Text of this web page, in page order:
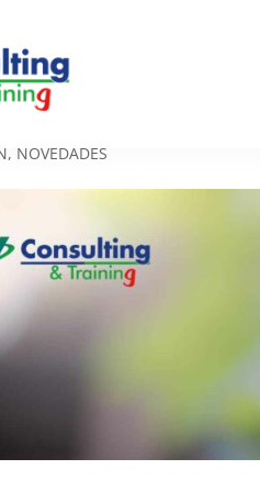
Efectivas
, NOVEDADES